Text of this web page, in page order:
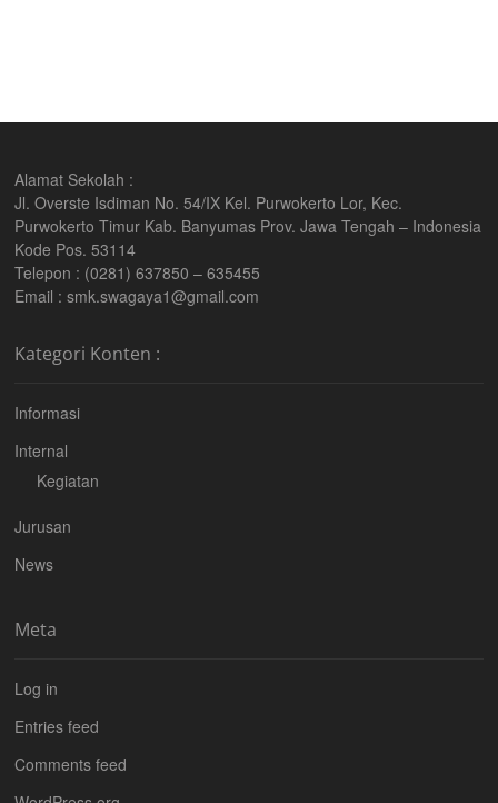
Alamat Sekolah :
Jl. Overste Isdiman No. 54/IX Kel. Purwokerto Lor, Kec.
Purwokerto Timur Kab. Banyumas Prov. Jawa Tengah – Indonesia
Kode Pos. 53114
Telepon : (0281) 637850 – 635455
Email : smk.swagaya1@gmail.com
Kategori Konten :
Informasi
Internal
Kegiatan
Jurusan
News
Meta
Log in
Entries feed
Comments feed